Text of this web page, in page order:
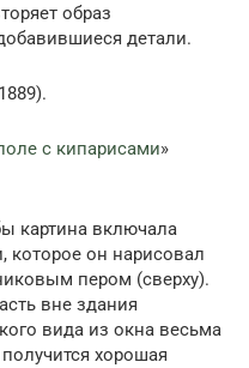
образ
детали.
с кипарисами»
картина включала
которое он нарисовал
пером (сверху).
вне здания
вида из окна весьма
хорошая